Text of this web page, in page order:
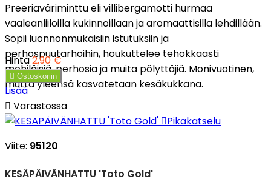
Preeriaväriminttu eli villibergamotti hurmaa
vaaleanliiloilla kukinnoillaan ja aromaattisilla lehdillään.
Sopii luonnonmukaisiin istutuksiin ja
perhospuutarhoihin, houkuttelee tehokkaasti
mehiläisiä, perhosia ja muita pölyttäjiä. Monivuotinen,
mutta yleensä kasvatetaan kesäkukkana.
Hinta2,90 €
 Ostoskoriin
Lisää
 Varastossa
Pikakatselu
Viite: 95120
KESÄPÄIVÄNHATTU 'Toto Gold'